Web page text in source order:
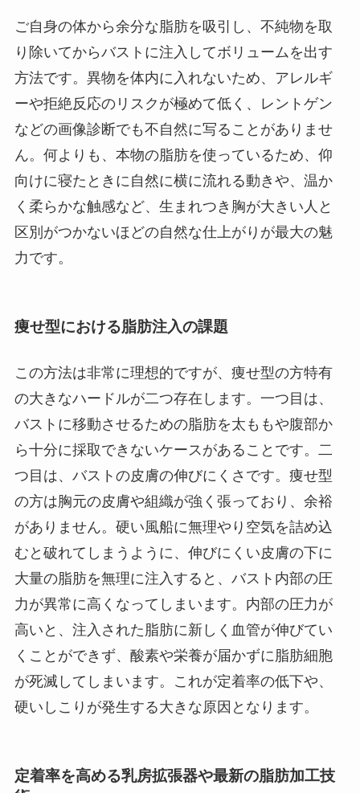
ご自身の体から余分な脂肪を吸引し、不純物を取
り除いてからバストに注入してボリュームを出す
方法です。異物を体内に入れないため、アレルギ
ーや拒絶反応のリスクが極めて低く、レントゲン
などの画像診断でも不自然に写ることがありませ
ん。何よりも、本物の脂肪を使っているため、仰
向けに寝たときに自然に横に流れる動きや、温か
く柔らかな触感など、生まれつき胸が大きい人と
区別がつかないほどの自然な仕上がりが最大の魅
力です。
痩せ型における脂肪注入の課題
この方法は非常に理想的ですが、痩せ型の方特有
の大きなハードルが二つ存在します。一つ目は、
バストに移動させるための脂肪を太ももや腹部か
ら十分に採取できないケースがあることです。二
つ目は、バストの皮膚の伸びにくさです。痩せ型
の方は胸元の皮膚や組織が強く張っており、余裕
がありません。硬い風船に無理やり空気を詰め込
むと破れてしまうように、伸びにくい皮膚の下に
大量の脂肪を無理に注入すると、バスト内部の圧
力が異常に高くなってしまいます。内部の圧力が
高いと、注入された脂肪に新しく血管が伸びてい
くことができず、酸素や栄養が届かずに脂肪細胞
が死滅してしまいます。これが定着率の低下や、
硬いしこりが発生する大きな原因となります。
定着率を高める乳房拡張器や最新の脂肪加工技